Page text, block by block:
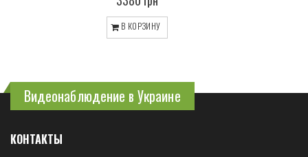
В КОРЗИНУ
Видеонаблюдение в Украине
КОНТАКТЫ